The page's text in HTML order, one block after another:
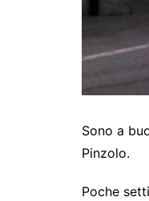
Sono a
Pinzolo.
Poche